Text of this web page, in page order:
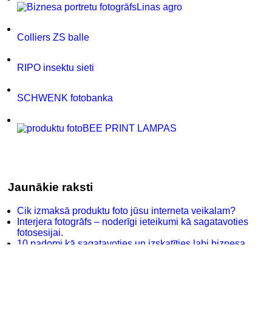
Linas agro
Colliers ZS balle
RIPO insektu sieti
SCHWENK fotobanka
BEE PRINT LAMPAS
Jaunākie raksti
Cik izmaksā produktu foto jūsu interneta veikalam?
Interjera fotogrāfs – noderīgi ieteikumi kā sagatavoties
fotosesijai.
10 padomi kā sagatavoties un izskatīties labi biznesa